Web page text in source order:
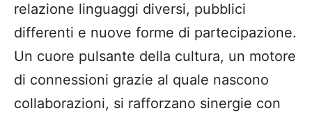
relazione linguaggi diversi, pubblici
differenti e nuove forme di partecipazione.
Un cuore pulsante della cultura, un motore
di connessioni grazie al quale nascono
collaborazioni, si rafforzano sinergie con